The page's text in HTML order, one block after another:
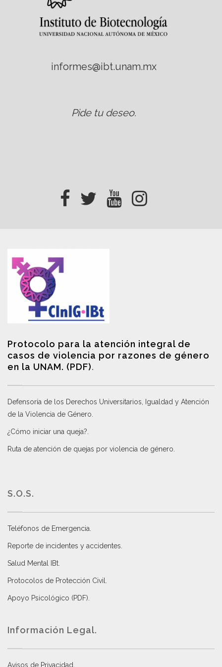
informes@ibt.unam.mx
Pide tu deseo.
Protocolo para la atención integral de
casos de violencia por razones de género
en la UNAM. (PDF).
Defensoría de los Derechos Universitarios, Igualdad y Atención
de la Violencia de Género
¿Cómo iniciar una queja?
Ruta de atención de quejas por violencia de género
S.O.S.
Teléfonos de Emergencia.
Reporte de incidentes y accidentes
Salud Mental IBt
Protocolos de Protección Civil
Apoyo Psicológico (PDF)
Información Legal.
Avisos de Privacidad